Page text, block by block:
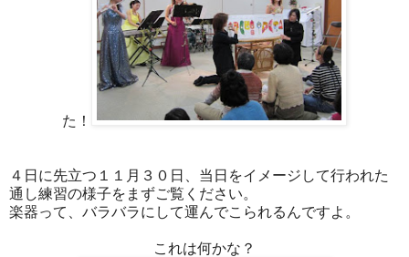
た！
４日に先立つ１１月３０日、当日をイメージして行われた
通し練習の様子をまずご覧ください。
楽器って、バラバラにして運んでこられるんですよ。
これは何かな？